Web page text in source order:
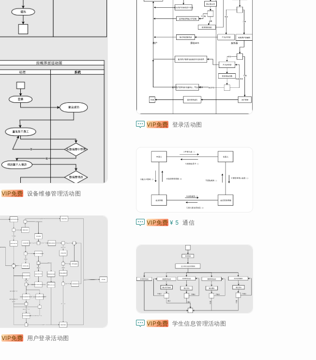
VIP免费 设备维修管理活动图
 VIP免费 登录活动图
 VIP免费 ¥ 5 通信
VIP免费 用户登录活动图
 VIP免费 学生信息管理活动图